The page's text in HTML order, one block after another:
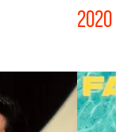
2020